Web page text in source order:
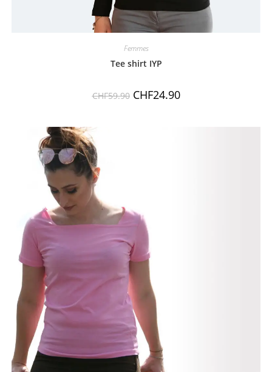
Femmes
Tee shirt IYP
CHF59.90 CHF24.90